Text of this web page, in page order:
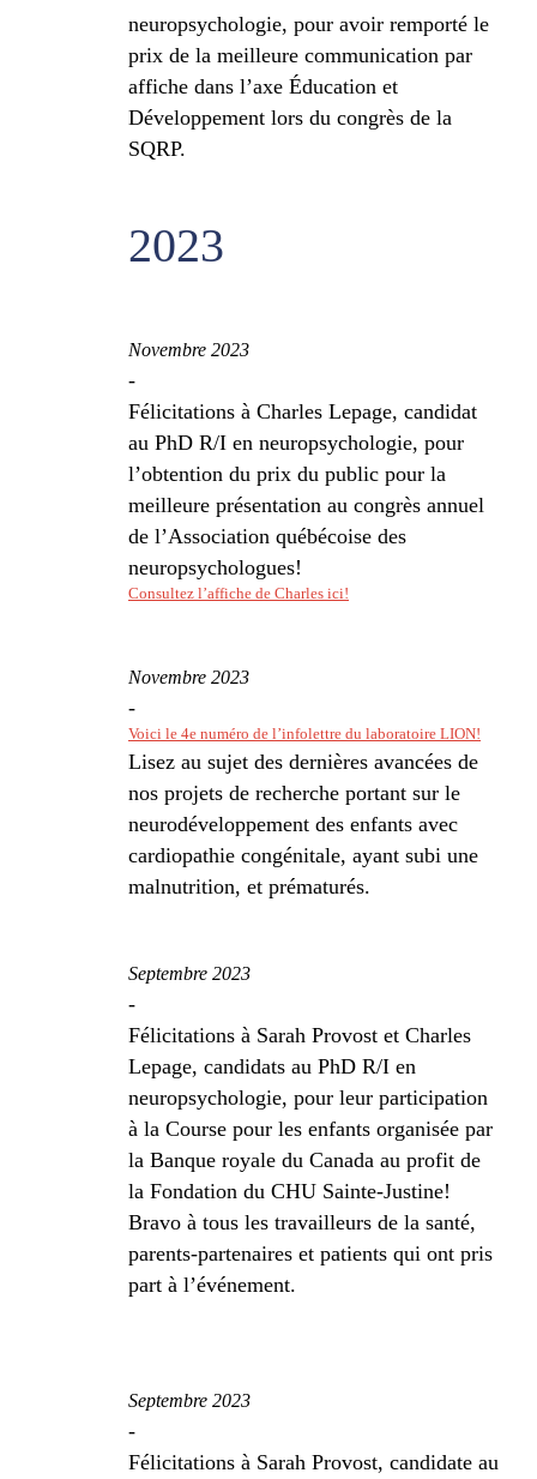
neuropsychologie, pour avoir remporté le
prix de la meilleure communication par
affiche dans l’axe Éducation et
Développement lors du congrès de la
SQRP.
2023
Novembre 2023
-
Félicitations à Charles Lepage, candidat
au PhD R/I en neuropsychologie, pour
l’obtention du prix du public pour la
meilleure présentation au congrès annuel
de l’Association québécoise des
neuropsychologues!
Consultez l’affiche de Charles ici!
Novembre 2023
-
Voici le 4e numéro de l’infolettre du laboratoire LION!
Lisez au sujet des dernières avancées de
nos projets de recherche portant sur le
neurodéveloppement des enfants avec
cardiopathie congénitale, ayant subi une
malnutrition, et prématurés.
Septembre 2023
-
Félicitations à Sarah Provost et Charles
Lepage, candidats au PhD R/I en
neuropsychologie, pour leur participation
à la Course pour les enfants organisée par
la Banque royale du Canada au profit de
la Fondation du CHU Sainte-Justine!
Bravo à tous les travailleurs de la santé,
parents-partenaires et patients qui ont pris
part à l’événement.
Septembre 2023
-
Félicitations à Sarah Provost, candidate au